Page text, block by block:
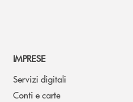
IMPRESE
Servizi digitali
Conti e carte